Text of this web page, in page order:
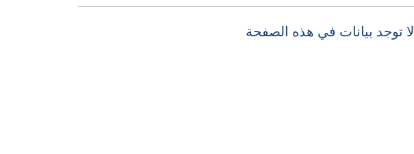
لا توجد بيانات في هذه الصفحة